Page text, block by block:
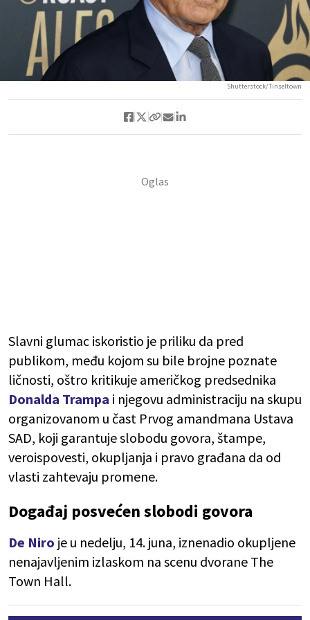
Shutterstock/Tinseltown
Slavni glumac iskoristio je priliku da pred
publikom, među kojom su bile brojne poznate
ličnosti, oštro kritikuje američkog predsednika
Donalda Trampa i njegovu administraciju na skupu
organizovanom u čast Prvog amandmana Ustava
SAD, koji garantuje slobodu govora, štampe,
veroispovesti, okupljanja i pravo građana da od
vlasti zahtevaju promene.
Događaj posvećen slobodi govora
De Niro je u nedelju, 14. juna, iznenadio okupljene
nenajavljenim izlaskom na scenu dvorane The
Town Hall.